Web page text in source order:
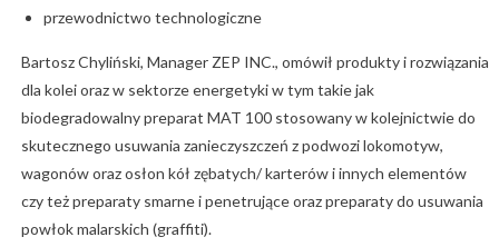
przewodnictwo technologiczne
Bartosz Chyliński, Manager ZEP INC., omówił produkty i rozwiązania
dla kolei oraz w sektorze energetyki w tym takie jak
biodegradowalny preparat MAT 100 stosowany w kolejnictwie do
skutecznego usuwania zanieczyszczeń z podwozi lokomotyw,
wagonów oraz osłon kół zębatych/ karterów i innych elementów
czy też preparaty smarne i penetrujące oraz preparaty do usuwania
powłok malarskich (graffiti).